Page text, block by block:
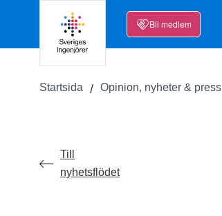
Bli medlem
Startsida Opinion, nyheter & press
Till
nyhetsflödet